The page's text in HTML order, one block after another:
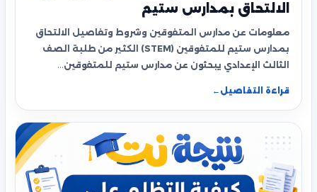
الالتحاق بمدارس ستيم
معلومات عن مدارس المتفوقين وشروط وتفاصيل الالتحاق
بمدارس ستيم للمتفوقين (STEM) الكثير من طلبة الصف
الثالث الإعدادي يبحثون عن مدارس ستيم للمتفوقين…
قراءة التفاصيل ←